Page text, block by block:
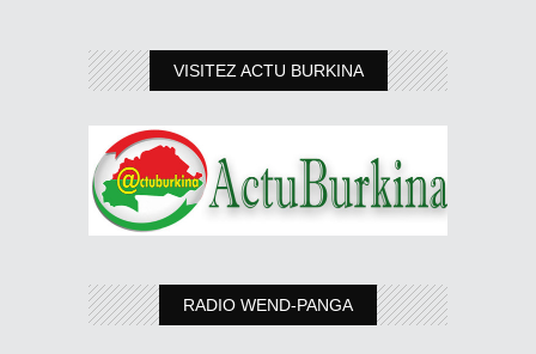
VISITEZ ACTU BURKINA
RADIO WEND-PANGA